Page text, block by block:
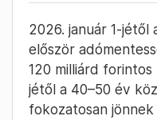
2026. január 1-jétől
először
120 milliárd forintos
jétől a 40–50 év
fokozatosan